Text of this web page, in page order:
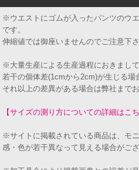
※ウエストにゴムが入ったパンツのウ
です。
伸縮値では御座いませんのでご注意下さ
※大量生産による生産過程におきまして
若干の個体差(1cmから2cm)が生じる場
それ以上の差異がある場合は弊社まで
【サイズの測り方についての詳細はこち
※サイトに掲載されている商品は、モ
感・色が若干異なって見える場合がござ